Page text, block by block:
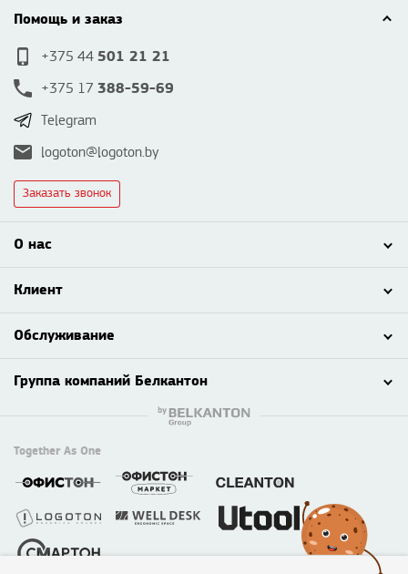
Помощь и заказ
+375 44 501 21 21
+375 17 388-59-69
Telegram
logoton@logoton.by
Заказать звонок
О нас
Клиент
Обслуживание
Группа компаний Белкантон
Together As One